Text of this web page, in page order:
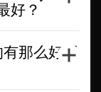
好？
那么好用